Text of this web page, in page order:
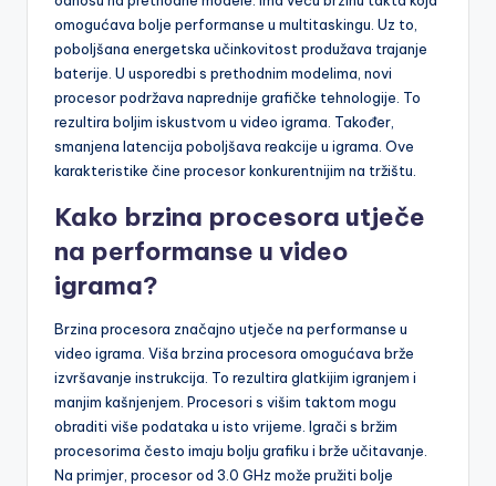
omogućava bolje performanse u multitaskingu. Uz to,
poboljšana energetska učinkovitost produžava trajanje
baterije. U usporedbi s prethodnim modelima, novi
procesor podržava naprednije grafičke tehnologije. To
rezultira boljim iskustvom u video igrama. Također,
smanjena latencija poboljšava reakcije u igrama. Ove
karakteristike čine procesor konkurentnijim na tržištu.
Kako brzina procesora utječe
na performanse u video
igrama?
Brzina procesora značajno utječe na performanse u
video igrama. Viša brzina procesora omogućava brže
izvršavanje instrukcija. To rezultira glatkijim igranjem i
manjim kašnjenjem. Procesori s višim taktom mogu
obraditi više podataka u isto vrijeme. Igrači s bržim
procesorima često imaju bolju grafiku i brže učitavanje.
Na primjer, procesor od 3.0 GHz može pružiti bolje